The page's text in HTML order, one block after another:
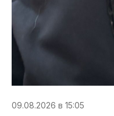
09.08.2026 в 15:05